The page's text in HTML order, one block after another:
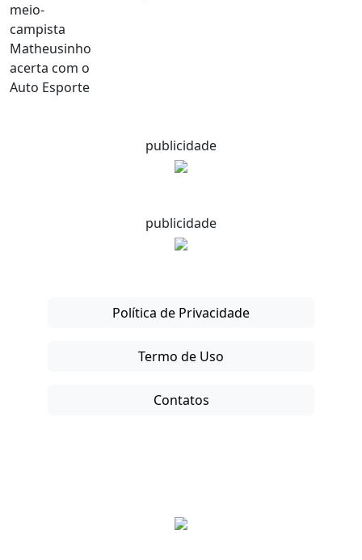
publicidade
publicidade
Política de Privacidade
Termo de Uso
Contatos